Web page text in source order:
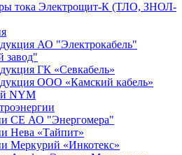
тока Электрощит-К (ТЛО, ЗНОЛ-
АО "Электрокабель"
завод"
ГК «Севкабель»
ООО «Камский кабель»
NYM
СЕ АО "Энергомера"
Нева «Тайпит»
Меркурий «Инкотекс»